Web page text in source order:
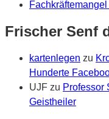
Frischer Senf
kartenlegen zu
Hunderte
UJF zu Professor
Geistheiler